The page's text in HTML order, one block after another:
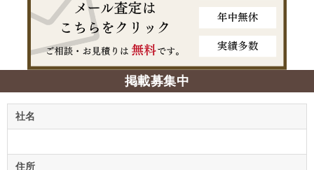
掲載募集中
社名
住所